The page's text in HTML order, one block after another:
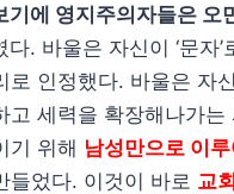
기에 영지주의자들은 오
다. 바울은 자신이 ‘문자
로 인정했다. 바울은 자
고 세력을 확장해나가는
기 위해 남성만으로 이
들었다. 이것이 바로 교회